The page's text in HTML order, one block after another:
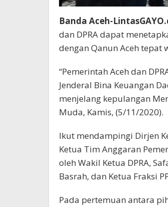
Banda Aceh-
dan DPRA dapat
dengan Qanun Aceh tepat
“Pemerintah Aceh dan
Jenderal Bina Keuangan
menjelang kepulangan
Muda, Kamis, (5/11/2020).
Ikut mendampingi Dirjen
Ketua Tim Anggaran
oleh Wakil Ketua DPRA,
Basrah, dan Ketua Fraksi
Pada pertemuan antara